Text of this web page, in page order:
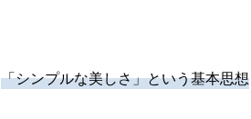
「シンプルな美しさ」という基本思想